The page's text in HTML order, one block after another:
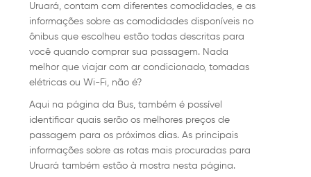
Uruará, contam com diferentes comodidades, e as
informações sobre as comodidades disponíveis no
ônibus que escolheu estão todas descritas para
você quando comprar sua passagem. Nada
melhor que viajar com ar condicionado, tomadas
elétricas ou Wi-Fi, não é?
Aqui na página da Bus, também é possível
identificar quais serão os melhores preços de
passagem para os próximos dias. As principais
informações sobre as rotas mais procuradas para
Uruará também estão à mostra nesta página.